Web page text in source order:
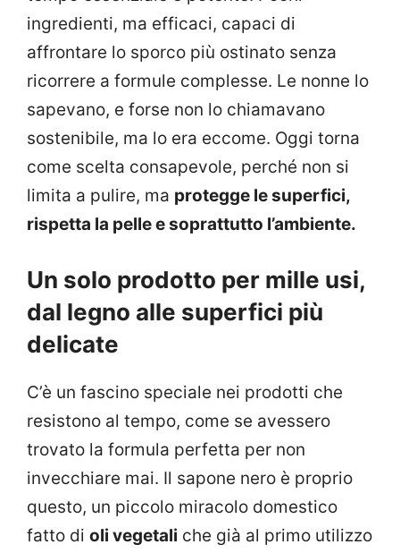
ingredienti, ma efficaci, capaci di
affrontare lo sporco più ostinato senza
ricorrere a formule complesse. Le nonne lo
sapevano, e forse non lo chiamavano
sostenibile, ma lo era eccome. Oggi torna
come scelta consapevole, perché non si
limita a pulire, ma protegge le superfici,
rispetta la pelle e soprattutto l’ambiente.
Un solo prodotto per mille usi,
dal legno alle superfici più
delicate
C’è un fascino speciale nei prodotti che
resistono al tempo, come se avessero
trovato la formula perfetta per non
invecchiare mai. Il sapone nero è proprio
questo, un piccolo miracolo domestico
fatto di oli vegetali che già al primo utilizzo